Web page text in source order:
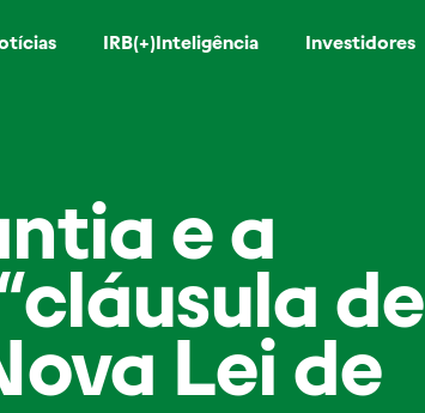
IRB(+)Inteligência Investidores
e a
de
Lei de